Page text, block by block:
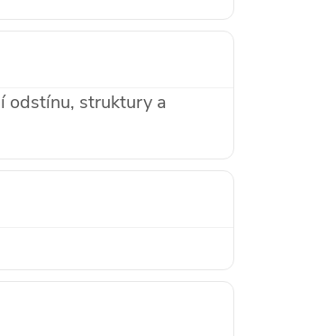
odstínu, struktury a